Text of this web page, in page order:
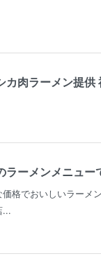
カ肉ラーメン提
ラーメンメニュ
価格でおいしいラーメ
...